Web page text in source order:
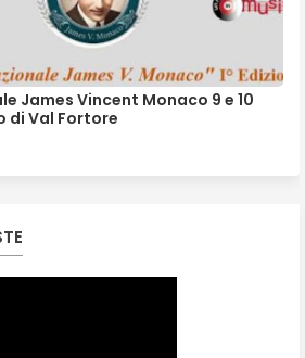
James Vincent Monaco 9 e 10
di Val Fortore